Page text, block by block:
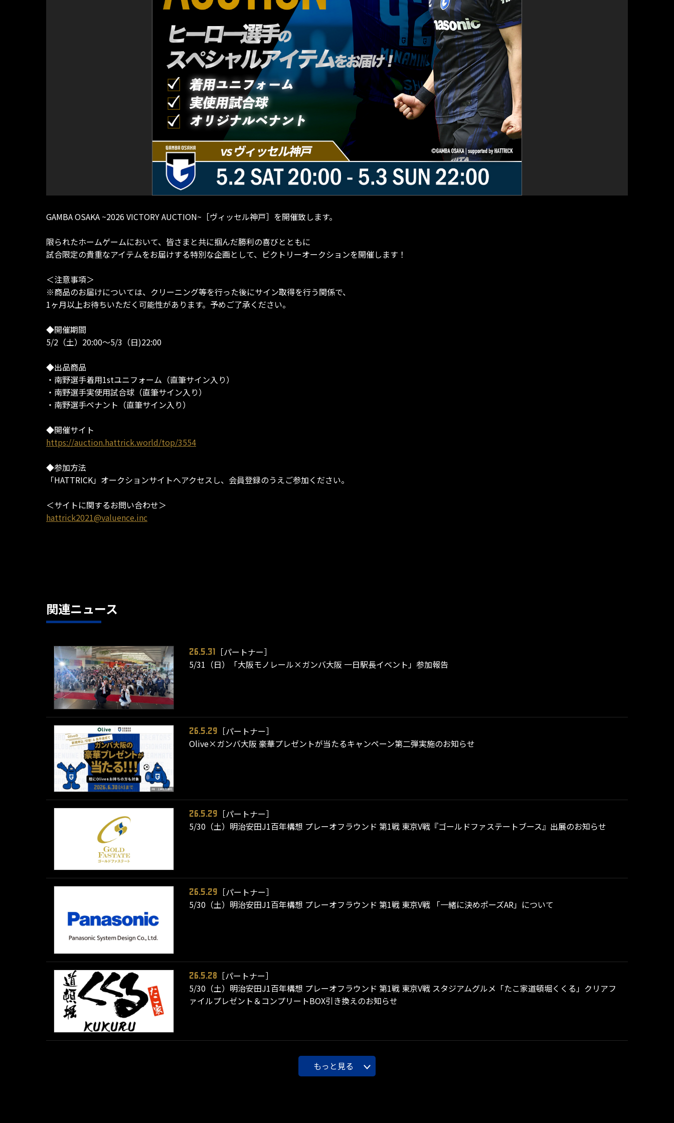
GAMBA OSAKA ~2026 VICTORY AUCTION~［ヴィッセル神戸］を開催致します。
限られたホームゲームにおいて、皆さまと共に掴んだ勝利の喜びとともに
試合限定の貴重なアイテムをお届けする特別な企画として、ビクトリーオークションを開催します！
＜注意事項＞
※商品のお届けについては、クリーニング等を行った後にサイン取得を行う関係で、
1ヶ月以上お待ちいただく可能性があります。予めご了承ください。
◆開催期間
5/2（土）20:00～5/3（日)22:00
◆出品商品
・南野選手着用1stユニフォーム（直筆サイン入り）
・南野選手実使用試合球（直筆サイン入り）
・南野選手ペナント（直筆サイン入り）
◆開催サイト
https://auction.hattrick.world/top/3554
◆参加方法
「HATTRICK」オークションサイトへアクセスし、会員登録のうえご参加ください。
＜サイトに関するお問い合わせ＞
hattrick2021@valuence.inc
関連ニュース
26.5.31
［パートナー］
5/31（日）「大阪モノレール×ガンバ大阪 一日駅長イベント」参加報告
26.5.29
［パートナー］
Olive×ガンバ大阪 豪華プレゼントが当たるキャンペーン第二弾実施のお知らせ
26.5.29
［パートナー］
5/30（土）明治安田J1百年構想 プレーオフラウンド 第1戦 東京V戦『ゴールドファステートブース』出展のお知らせ
26.5.29
［パートナー］
5/30（土）明治安田J1百年構想 プレーオフラウンド 第1戦 東京V戦 「一緒に決めポーズAR」について
26.5.28
［パートナー］
5/30（土）明治安田J1百年構想 プレーオフラウンド 第1戦 東京V戦 スタジアムグルメ「たこ家道頓堀くくる」クリアフ
ァイルプレゼント＆コンプリートBOX引き換えのお知らせ
もっと見る